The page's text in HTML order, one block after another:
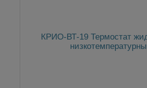
КРИО-ВТ-19 Термостат